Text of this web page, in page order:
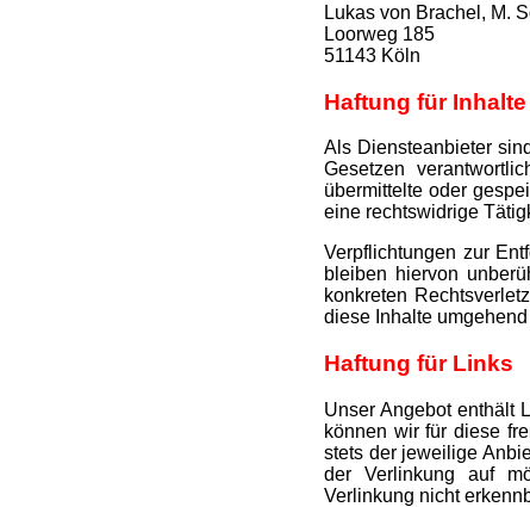
Lukas von Brachel, M.
Loorweg 185
51143 Köln
Haftung für Inhalte
Als Diensteanbieter
Gesetzen
übermittelte oder
eine rechtswidrige
Verpflichtungen zur
bleiben hiervon
konkreten
diese Inhalte
Haftung für Links
Unser Angebot enthält
können wir für diese
stets der jeweilige
der Verlinkung auf
Verlinkung nicht